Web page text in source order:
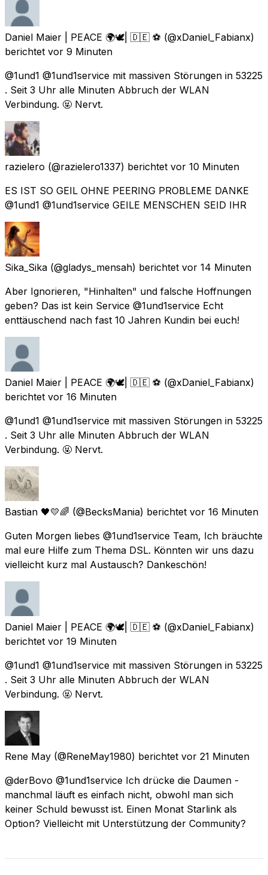
Daniel Maier | PEACE 🌍🕊| 🇩🇪 ⚽️ (@xDaniel_Fabianx)
berichtet vor 9 Minuten
@1und1 @1und1service mit massiven Störungen in 53225
. Seit 3 Uhr alle Minuten Abbruch der WLAN
Verbindung. 🤬 Nervt.
razielero (@razielero1337) berichtet vor 10 Minuten
ES IST SO GEIL OHNE PEERING PROBLEME DANKE
@1und1 @1und1service GEILE MENSCHEN SEID IHR
Sika_Sika (@gladys_mensah) berichtet vor 14 Minuten
Aber Ignorieren, "Hinhalten" und falsche Hoffnungen
geben? Das ist kein Service @1und1service Echt
enttäuschend nach fast 10 Jahren Kundin bei euch!
Daniel Maier | PEACE 🌍🕊| 🇩🇪 ⚽️ (@xDaniel_Fabianx)
berichtet vor 16 Minuten
@1und1 @1und1service mit massiven Störungen in 53225
. Seit 3 Uhr alle Minuten Abbruch der WLAN
Verbindung. 🤬 Nervt.
Bastian 🖤💛🌈 (@BecksMania) berichtet vor 16 Minuten
Guten Morgen liebes @1und1service Team, Ich bräuchte
mal eure Hilfe zum Thema DSL. Könnten wir uns dazu
vielleicht kurz mal Austausch? Dankeschön!
Daniel Maier | PEACE 🌍🕊| 🇩🇪 ⚽️ (@xDaniel_Fabianx)
berichtet vor 19 Minuten
@1und1 @1und1service mit massiven Störungen in 53225
. Seit 3 Uhr alle Minuten Abbruch der WLAN
Verbindung. 🤬 Nervt.
Rene May (@ReneMay1980) berichtet vor 21 Minuten
@derBovo @1und1service Ich drücke die Daumen -
manchmal läuft es einfach nicht, obwohl man sich
keiner Schuld bewusst ist. Einen Monat Starlink als
Option? Vielleicht mit Unterstützung der Community?